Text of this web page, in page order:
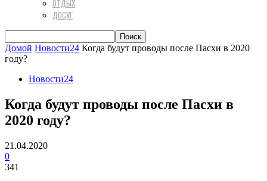
ОТДЫХ
ДОСУГ
Домой Новости24 Когда будут проводы после Пасхи в 2020
году?
Новости24
Когда будут проводы после Пасхи в
2020 году?
21.04.2020
0
341